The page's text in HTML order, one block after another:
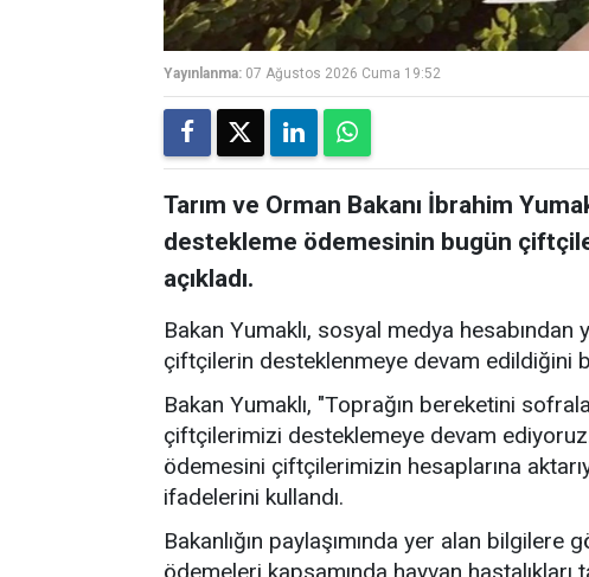
Yayınlanma: 07 Ağustos 2026 Cuma 19:52
Tarım ve Orman Bakanı İbrahim
destekleme ödemesinin bugün
açıkladı.
Bakan Yumaklı, sosyal medya hesabından
çiftçilerin desteklenmeye devam edildiğini
Bakan Yumaklı, "Toprağın bereketini
çiftçilerimizi desteklemeye devam
ödemesini çiftçilerimizin hesaplarına
ifadelerini kullandı.
Bakanlığın paylaşımında yer alan bilgilere
ödemeleri kapsamında hayvan